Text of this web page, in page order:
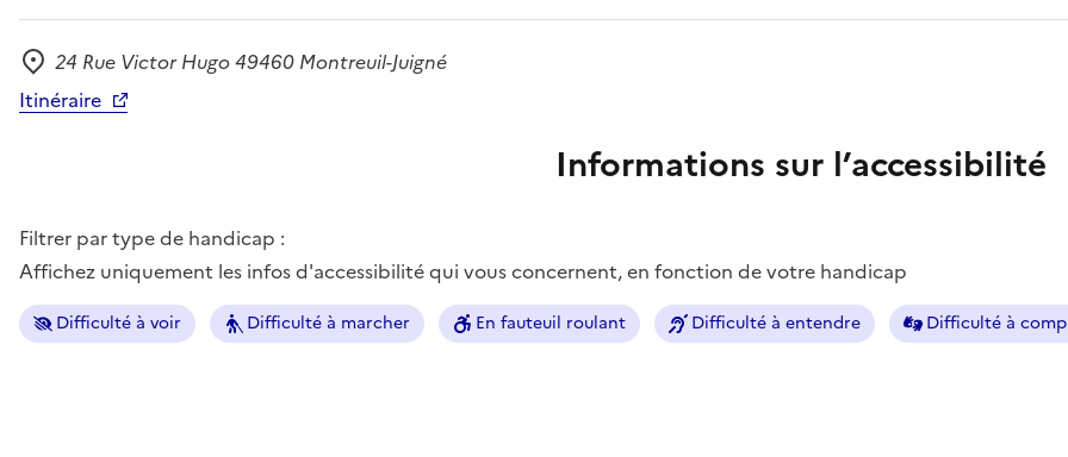
Adresse
24 Rue Victor Hugo 49460 Montreuil-Juigné
Itinéraire
Informations sur l’accessibilité
Filtrer par type de handicap :
Affichez uniquement les infos d'accessibilité qui vous concernent, en fonction de votre handicap
Difficulté à voir Difficulté à marcher En fauteuil roulant Difficulté à entendre Difficulté à